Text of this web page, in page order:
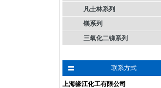
凡士林系列
镁系列
三氧化二锑系列
联系方式
上海缘江化工有限公司